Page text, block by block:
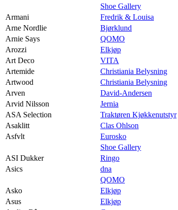
Shoe Gallery
Armani
Fredrik & Louisa
Arne Nordlie
Bjørklund
Arnie Says
QOMO
Arozzi
Elkjøp
Art Deco
VITA
Artemide
Christiania Belysning
Artwood
Christiania Belysning
Arven
David-Andersen
Arvid Nilsson
Jernia
ASA Selection
Traktøren Kjøkkenutstyr
Asaklitt
Clas Ohlson
Asfvlt
Eurosko
Shoe Gallery
ASI Dukker
Ringo
Asics
dna
QOMO
Asko
Elkjøp
Asus
Elkjøp